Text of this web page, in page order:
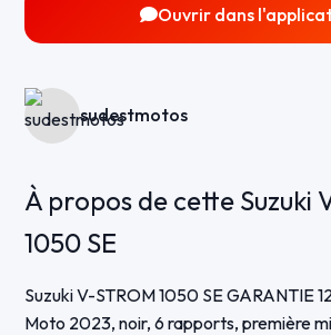
Ouvrir dans
sudestmotos
À propos de cette Suzuki
1050 SE
Suzuki V-STROM 1050 SE GARANTIE
Moto 2023, noir, 6 rapports, première